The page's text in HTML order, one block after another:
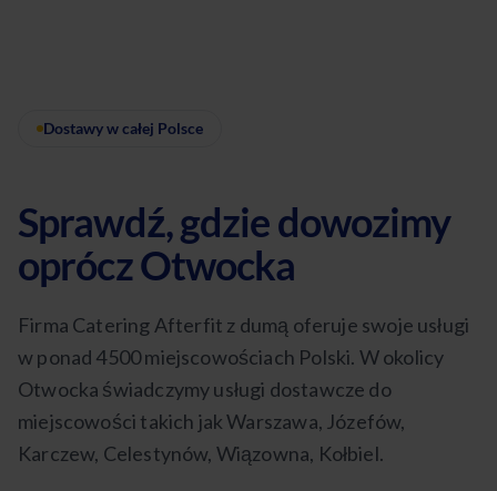
Dostawy w całej Polsce
Sprawdź, gdzie dowozimy
oprócz Otwocka
Firma Catering Afterfit z dumą oferuje swoje usługi
w ponad 4500 miejscowościach Polski. W okolicy
Otwocka świadczymy usługi dostawcze do
miejscowości takich jak Warszawa, Józefów,
Karczew, Celestynów, Wiązowna, Kołbiel.